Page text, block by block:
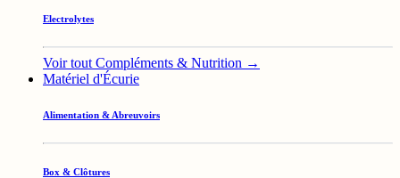
Electrolytes
Voir tout Compléments & Nutrition →
Matériel d'Écurie
Alimentation & Abreuvoirs
Box & Clôtures